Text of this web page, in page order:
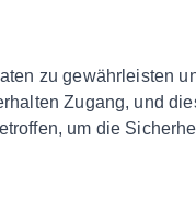
zu gewährleisten
Zugang, und
um die